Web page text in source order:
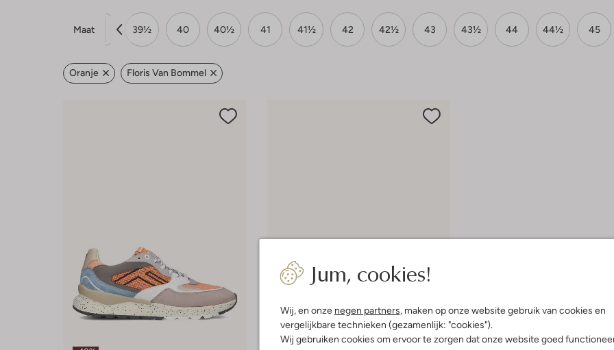
Jum, cookies!
Wij, en onze negen partners, maken op onze website gebruik van cookies en
vergelijkbare technieken (gezamenlijk: "cookies").
Wij gebruiken cookies om ervoor te zorgen dat onze website goed
Maat 39½ 40 40½ 41 41½ 42 42½ 43 43½ 44 44½ 45
Oranje Floris Van Bommel